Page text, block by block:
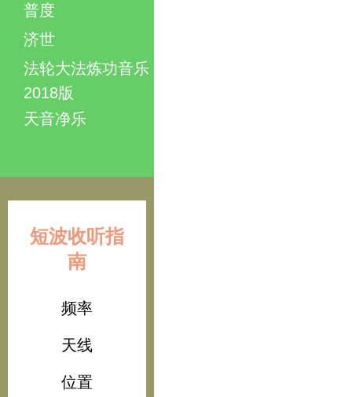
普度
济世
法轮大法炼功音乐
2018版
天音净乐
短波收听指
南
频率
天线
位置